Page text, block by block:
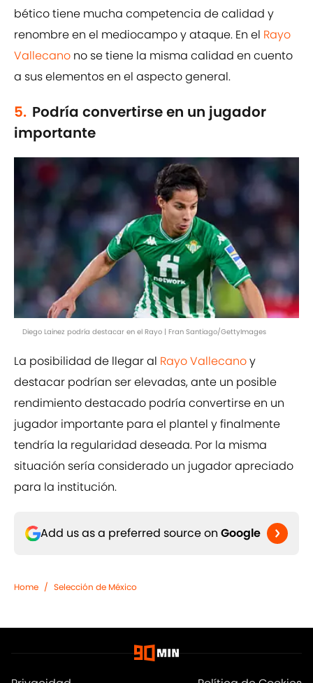
bético tiene mucha competencia de calidad y
renombre en el mediocampo y ataque. En el Rayo
Vallecano no se tiene la misma calidad en cuento
a sus elementos en el aspecto general.
5. Podría convertirse en un jugador
importante
Diego Lainez podría destacar en el Rayo | Fran Santiago/GettyImages
La posibilidad de llegar al Rayo Vallecanoy
destacar podrían ser elevadas, ante un posible
rendimiento destacado podría convertirse en un
jugador importante para el plantel y finalmente
tendría la regularidad deseada. Por la misma
situación sería considerado un jugador apreciado
para la institución.
Add us as a preferred source on Google
Home / Selección de México